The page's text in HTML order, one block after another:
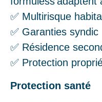
✅ Multirisque
✅ Garanties syndic
✅ Résidence
✅ Protection
Protection santé